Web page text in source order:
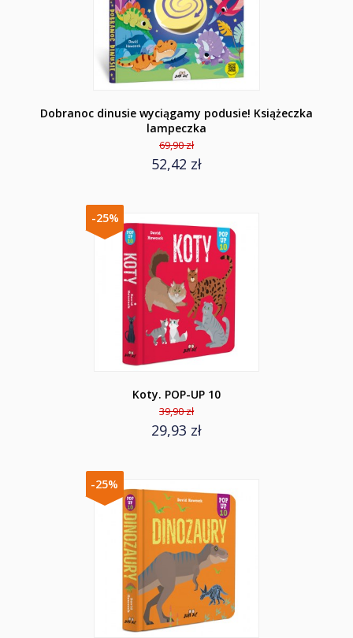
Dobranoc dinusie wyciągamy podusie! Książeczka
lampeczka
69,90 zł
52,42 zł
-25%
Koty. POP-UP 10
39,90 zł
29,93 zł
-25%